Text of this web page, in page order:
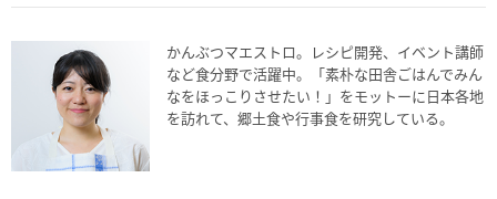
かんぶつマエストロ。レシピ開発、イベント講師
など食分野で活躍中。「素朴な田舎ごはんでみん
なをほっこりさせたい！」をモットーに日本各地
を訪れて、郷土食や行事食を研究している。